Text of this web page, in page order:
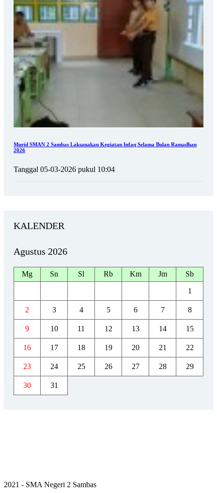
Murid SMAN 2 Sambas Laksanakan Kegiatan Infaq Selama Bulan Ramadhan
2026
Tanggal 05-03-2026 pukul 10:04
KALENDER
Agustus 2026
Mg Sn Sl Rb Km Jm Sb
1
2 3 4 5 6 7 8
9 10 11 12 13 14 15
16 17 18 19 20 21 22
23 24 25 26 27 28 29
30 31
2021 - SMA Negeri 2 Sambas